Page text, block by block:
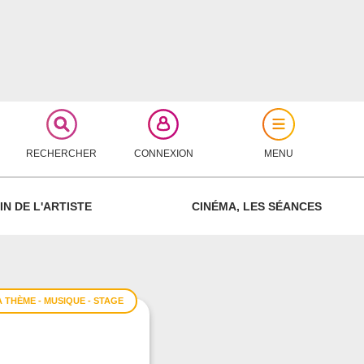
RECHERCHER CONNEXION MENU
DE L'ARTISTE CINÉMA, LES SÉANCES
THÈME - MUSIQUE - STAGE
FERMER